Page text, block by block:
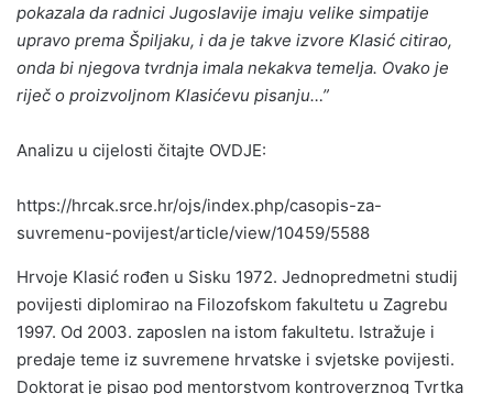
pokazala da radnici Jugoslavije imaju velike simpatije
upravo prema Špiljaku, i da je takve izvore Klasić citirao,
onda bi njegova tvrdnja imala nekakva temelja. Ovako je
riječ o proizvoljnom Klasićevu pisanju…”
Analizu u cijelosti čitajte OVDJE:
https://hrcak.srce.hr/ojs/index.php/casopis-za-
suvremenu-povijest/article/view/10459/5588
Hrvoje Klasić rođen u Sisku 1972. Jednopredmetni studij
povijesti diplomirao na Filozofskom fakultetu u Zagrebu
1997. Od 2003. zaposlen na istom fakultetu. Istražuje i
predaje teme iz suvremene hrvatske i svjetske povijesti.
Doktorat je pisao pod mentorstvom kontroverznog Tvrtka